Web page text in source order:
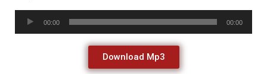
00:00 00:00
Download Mp3